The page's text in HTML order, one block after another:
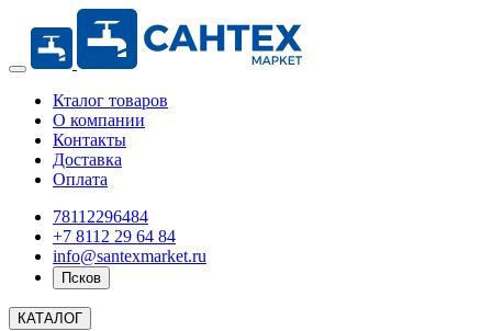
Кталог товаров
О компании
Контакты
Доставка
Оплата
78112296484
+7 8112 29 64 84
info@santexmarket.ru
Псков
КАТАЛОГ